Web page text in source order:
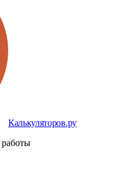
Калькуляторов.ру